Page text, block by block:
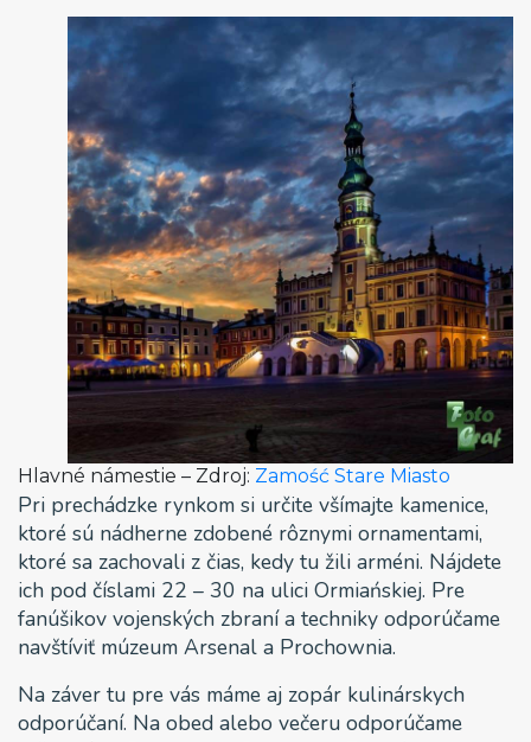
Hlavné námestie – Zdroj: Zamość Stare Miasto
Pri prechádzke rynkom si určite všímajte kamenice,
ktoré sú nádherne zdobené rôznymi ornamentami,
ktoré sa zachovali z čias, kedy tu žili arméni. Nájdete
ich pod číslami 22 – 30 na ulici Ormiańskiej. Pre
fanúšikov vojenských zbraní a techniky odporúčame
navštíviť múzeum Arsenal a Prochownia.
Na záver tu pre vás máme aj zopár kulinárskych
odporúčaní. Na obed alebo večeru odporúčame